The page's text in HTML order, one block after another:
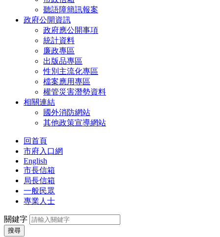
聽語障簡訊報案
政府公開資訊
政府應公開事項
統計資料
廉政專區
出版品專區
性別主流化專區
檔案應用專區
權管災害潛勢資料
相關連結
國外消防網站
其他政策宣導網站
回首頁
市府入口網
English
市長信箱
局長信箱
一般民眾
專業人士
關鍵字
搜尋